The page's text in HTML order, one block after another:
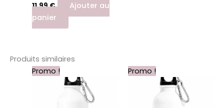
11,99€
Ajouter au
panier
Produits similaires
Promo !
Le
prix
initial
était :
prix
actuel
est :
8,00 €.
Promo !
Le
prix
initial
était :
prix
actuel
est :
8,00 €.